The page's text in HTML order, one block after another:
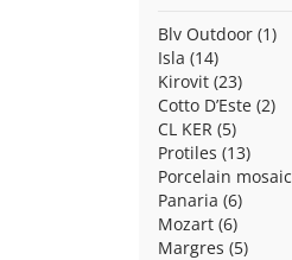
Blv Outdoor (1)
Isla (14)
Kirovit (23)
Cotto D’Este (2)
CL KER (5)
Protiles (13)
Porcelain mosaic
Panaria (6)
Mozart (6)
Margres (5)